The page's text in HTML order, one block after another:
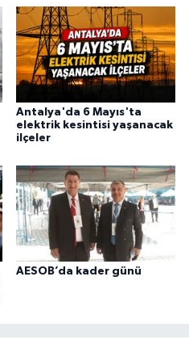
Antalya'da 6 Mayıs'ta
elektrik kesintisi yaşanacak
ilçeler
AESOB’da kader günü